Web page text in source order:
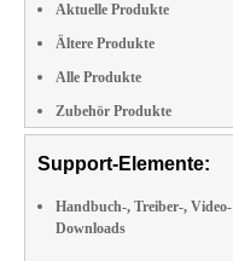
Aktuelle Produkte
Ältere Produkte
Alle Produkte
Zubehör Produkte
Support-Elemente:
Handbuch-, Treiber-, Video-
Downloads